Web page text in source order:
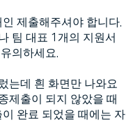
제출해주셔야 합니다.
팀 대표 1 개의 지원서
의하세요.
는데 흰 화면만 나와요
제출이 되지 않았을 때
이 완료 되었을 때에는 자